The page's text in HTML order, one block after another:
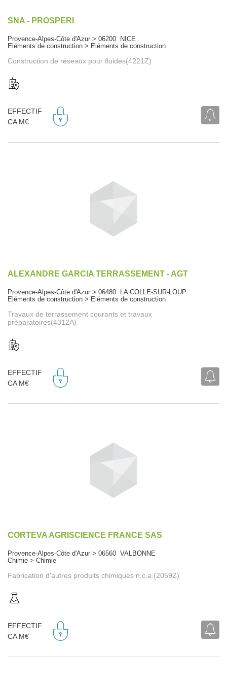
SNA - PROSPERI
Provence-Alpes-Côte d'Azur > 06200 NICE
Eléments de construction > Eléments de construction
Construction de réseaux pour fluides(4221Z)
EFFECTIF
CA M€
ALEXANDRE GARCIA TERRASSEMENT - AGT
Provence-Alpes-Côte d'Azur > 06480 LA COLLE-SUR-LOUP
Eléments de construction > Eléments de construction
Travaux de terrassement courants et travaux
préparatoires(4312A)
EFFECTIF
CA M€
CORTEVA AGRISCIENCE FRANCE SAS
Provence-Alpes-Côte d'Azur > 06560 VALBONNE
Chimie > Chimie
Fabrication d'autres produits chimiques n.c.a.(2059Z)
EFFECTIF
CA M€